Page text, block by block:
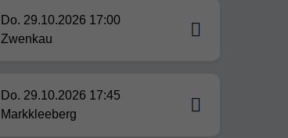
Do. 29.10.2026 17:00
Zwenkau
Do. 29.10.2026 17:45
Markkleeberg